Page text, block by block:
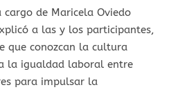
cargo de Maricela Oviedo
a las y los participantes,
que conozcan la cultura
la igualdad laboral entre
para impulsar la